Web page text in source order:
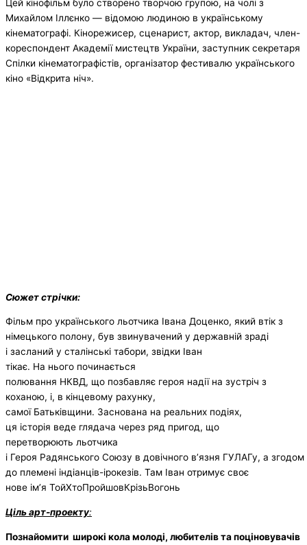
Цей кінофільм було створено творчою групою, на чолі з
Михайлом Іллєнко — відомою людиною в українському
кінематографі. Кінорежисер, сценарист, актор, викладач, член-
кореспондент Академії мистецтв України, заступник секретаря
Спілки кінематографістів, організатор фестивалю українського
кіно «Відкрита ніч».
Сюжет стрічки:
Фільм про українського льотчика Івана Доценко, який втік з
німецького полону, був звинувачений у державній зраді
і засланий у сталінські табори, звідки Іван
тікає. На нього починається
полювання НКВД, що позбавляє героя надії на зустріч з
коханою, і, в кінцевому рахунку,
самої Батьківщини. Заснована на реальних подіях,
ця історія веде глядача через ряд пригод, що
перетворюють льотчика
і Героя Радянського Союзу в довічного в’язня ГУЛАГу, а
до племені індіанців-ірокезів. Там Іван отримує своє
нове ім’я ТойХтоПройшовКрізьВогонь
Ціль арт-проекту:
Познайомити широкі кола молоді, любителів та поціновувачів